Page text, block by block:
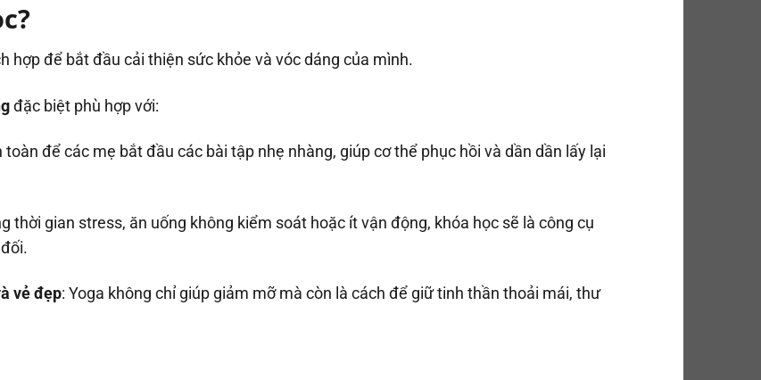
hợp để bắt đầu cải thiện sức khỏe và vóc dáng của mình.
đặc biệt phù hợp với:
để các mẹ bắt đầu các bài tập nhẹ nhàng, giúp cơ thể phục hồi và dần dần lấy lại
thời gian stress, ăn uống không kiểm soát hoặc ít vận động, khóa học sẽ là công cụ
vẻ đẹp: Yoga không chỉ giúp giảm mỡ mà còn là cách để giữ tinh thần thoải mái, thư